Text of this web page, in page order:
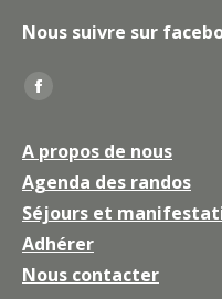
Nous suivre sur
Trouvez nous sur :
La
Facebook
s'ouvre
dans
une
nouvelle
A propos de nous
Agenda des randos
Séjours et
Adhérer
Nous contacter